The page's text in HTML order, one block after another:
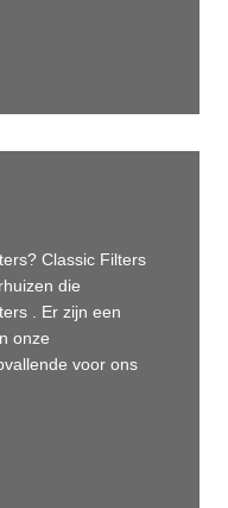
Classic Filters
die
. Er zijn een
onze
voor ons